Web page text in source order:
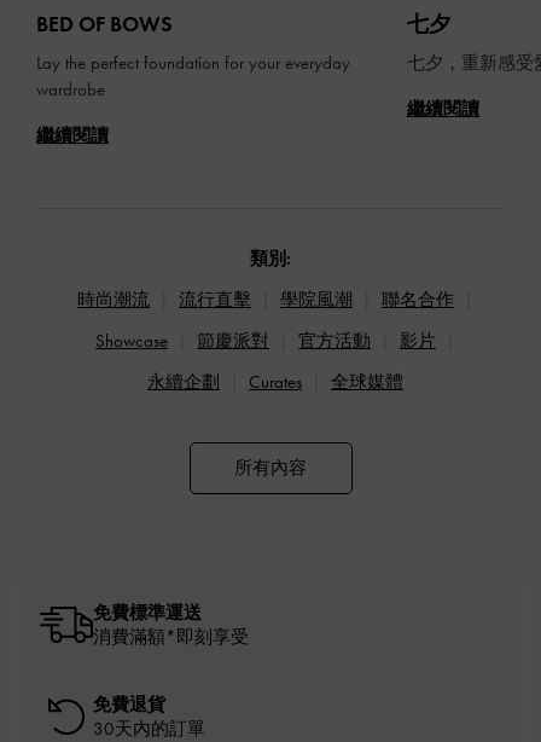
BED OF BOWS
Lay the perfect foundation for your everyday
wardrobe
繼續閱讀
七夕
七夕，重新感受
繼續閱讀
類別:
時尚潮流
流行直擊 學院風潮
聯名合作
Showcase
節慶派對 官方活動
影片
永續企劃
Curates 全球媒體
所有內容
免費標準運送
消費滿額*即刻享受
免費退貨
30天內的訂單